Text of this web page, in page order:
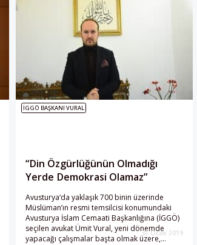
uygulanan başörtüsü yasağına ilişkin
açıklamalarda bulundu.
“Din Özgürlüğünün Olmadığı
Yerde Demokrasi Olamaz”
Avusturya‘da yaklaşık 700 binin üzerinde
Müslüman’ın resmi temsilcisi konumundaki
Avusturya İslam Cemaati Başkanlığına (İGGÖ)
seçilen avukat Ümit Vural, yeni dönemde
yapacağı çalışmalar başta olmak üzere,
İGGÖ BAŞKANI VURAL
31 Ocak 2019